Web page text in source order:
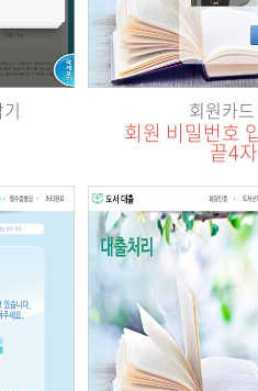
회원카
회원 비밀번호
끝4